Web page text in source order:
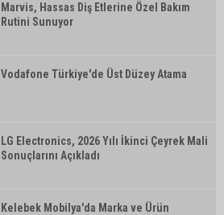
Marvis, Hassas Diş Etlerine Özel Bakım
Rutini Sunuyor
Vodafone Türkiye'de Üst Düzey Atama
LG Electronics, 2026 Yılı İkinci Çeyrek Mali
Sonuçlarını Açıkladı
Kelebek Mobilya'da Marka ve Ürün